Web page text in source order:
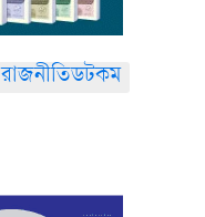
রাজনীতিডটকম